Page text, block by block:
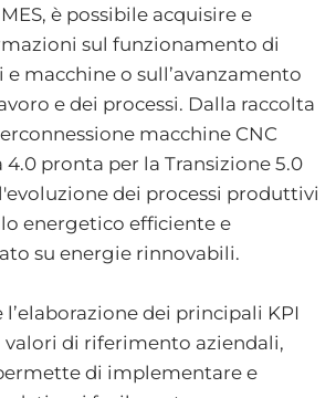
è possibile acquisire e
sul funzionamento di
macchine o sull’avanzamento
e dei processi. Dalla raccolta
macchine CNC
pronta per la Transizione 5.0
dei processi produttivi
energetico efficiente e
su energie rinnovabili.​
l’elaborazione dei principali KPI
valori di riferimento aziendali,
di implementare e